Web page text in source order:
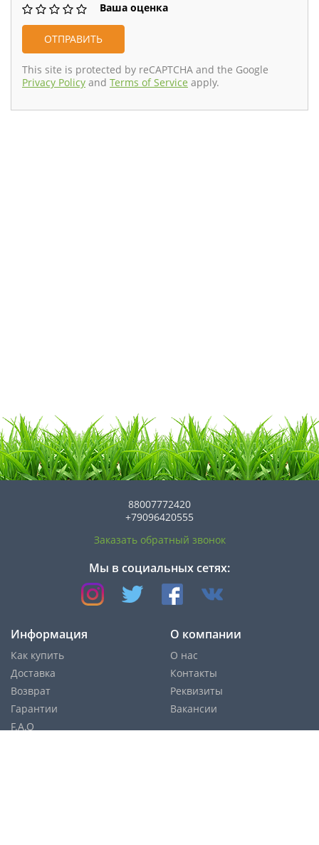
Ваша оценка
This site is protected by reCAPTCHA and the Google
Privacy Policy and Terms of Service apply.
88007772420
+79096420555
Заказать обратный звонок
Мы в социальных сетях:
Информация
Как купить
Доставка
Возврат
Гарантии
F.A.Q
О компании
О нас
Контакты
Реквизиты
Вакансии